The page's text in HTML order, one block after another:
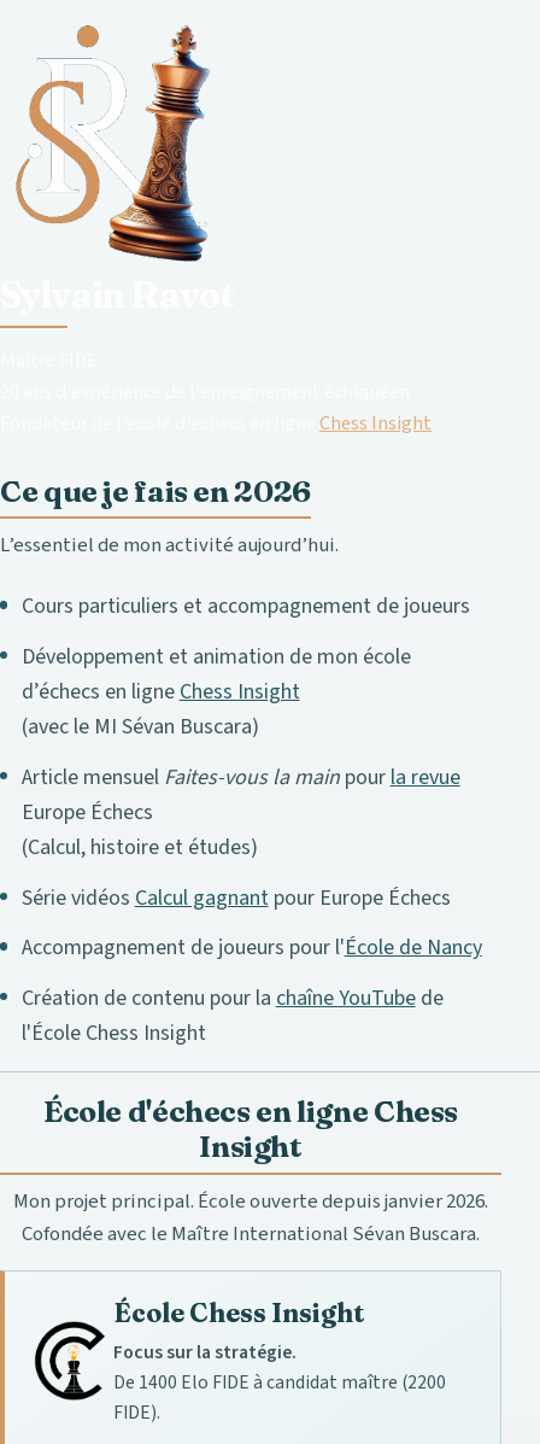
Chess Insight
Ce que je fais en 2026
L’essentiel de mon activité aujourd’hui.
Cours particuliers et accompagnement de joueurs
Développement et animation de mon école
d’échecs en ligneChess Insight
(avec le MI Sévan Buscara)
Article mensuel Faites-vous la mainpour la revue
Europe Échecs
(Calcul, histoire et études)
Série vidéos Calcul gagnantpour Europe Échecs
Accompagnement de joueurs pour l'École de Nancy
Création de contenu pour lachaîne YouTubede
l'École Chess Insight
École d'échecs en ligne Chess
Insight
Mon projet principal. École ouverte depuis janvier 2026.
Cofondée avec le Maître International Sévan Buscara.
École Chess Insight
Focus sur la stratégie.
De 1400 Elo FIDE à candidat maître (2200
FIDE).